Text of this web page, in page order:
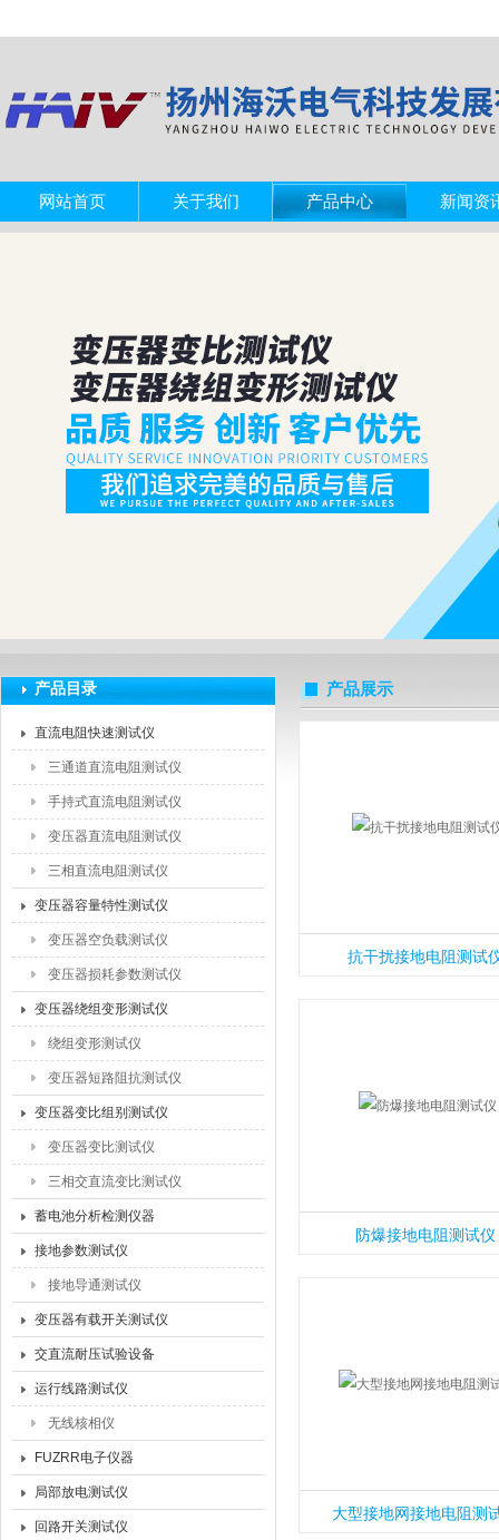
网站首页 关于我们 产品中心 新闻资
产品目录
直流电阻快速测试仪
三通道直流电阻测试仪
手持式直流电阻测试仪
变压器直流电阻测试仪
三相直流电阻测试仪
变压器容量特性测试仪
变压器空负载测试仪
变压器损耗参数测试仪
变压器绕组变形测试仪
绕组变形测试仪
变压器短路阻抗测试仪
变压器变比组别测试仪
变压器变比测试仪
三相交直流变比测试仪
蓄电池分析检测仪器
接地参数测试仪
接地导通测试仪
变压器有载开关测试仪
交直流耐压试验设备
运行线路测试仪
无线核相仪
FUZRR电子仪器
局部放电测试仪
回路开关测试仪
产品展示
抗干扰接地电阻测试
防爆接地电阻测试仪
大型接地网接地电阻测